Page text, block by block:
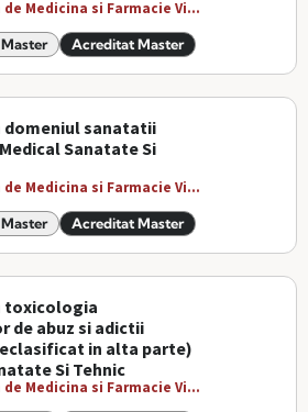
Medicina si Farmacie Vi...
Acreditat Master
domeniul sanatatii
Sanatate Si
Medicina si Farmacie Vi...
Acreditat Master
toxicologia
de abuz si adictii
in alta parte)
Si Tehnic
Medicina si Farmacie Vi...